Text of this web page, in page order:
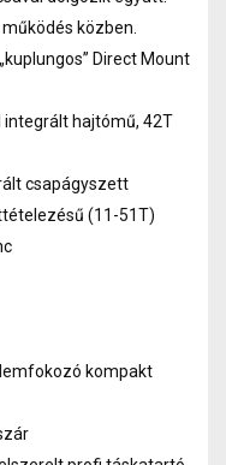
közben.
Direct Mount
integrált hajtómű, 42T
csapágyszett
(11-51T)
kompakt